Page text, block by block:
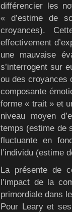
différencier les
« d’estime de
croyances).
effectivement
une mauvaise
s’interrogent sur
ou des croyances
composante
forme « trait » et
niveau moyen
temps (estime de
fluctuante en
l’individu (estime
La présente de
l’impact de la
primordiale dans
Pour Leary et